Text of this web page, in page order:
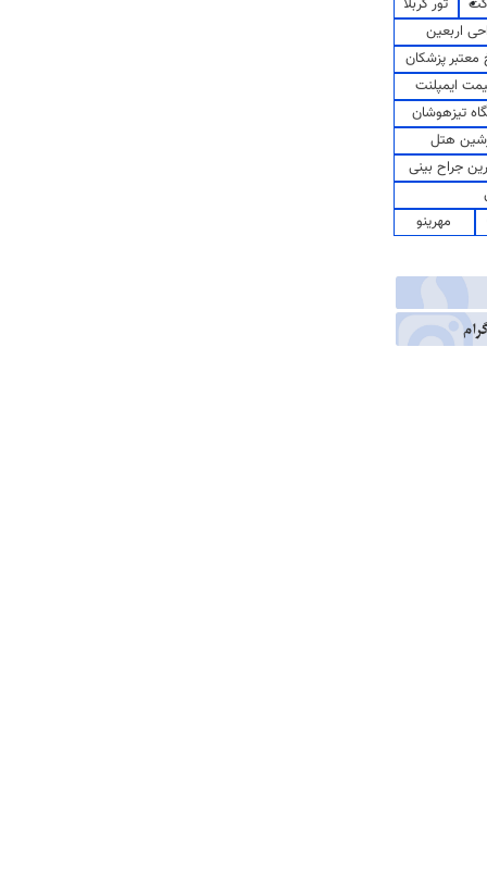
اربعین
پزشکان
ایمپلنت
تیزهوشان
هتل
جراح بینی
مهرینو